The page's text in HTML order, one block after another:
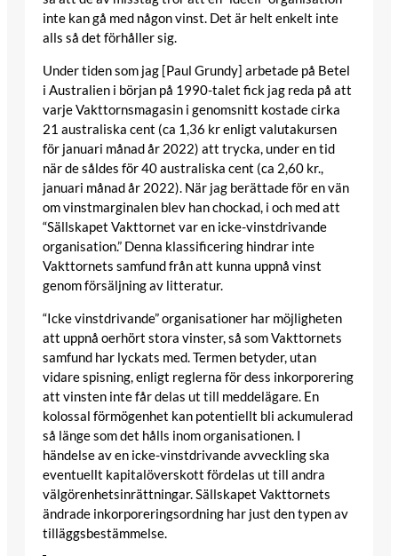
inte kan gå med någon vinst. Det är helt enkelt inte
alls så det förhåller sig.
Under tiden som jag [Paul Grundy] arbetade på Betel
i Australien i början på 1990-talet fick jag reda på att
varje Vakttornsmagasin i genomsnitt kostade cirka
21 australiska cent (ca 1,36 kr enligt valutakursen
för januari månad år 2022) att trycka, under en tid
när de såldes för 40 australiska cent (ca 2,60 kr.,
januari månad år 2022). När jag berättade för en vän
om vinstmarginalen blev han chockad, i och med att
“Sällskapet Vakttornet var en icke-vinstdrivande
organisation.” Denna klassificering hindrar inte
Vakttornets samfund från att kunna uppnå vinst
genom försäljning av litteratur.
“Icke vinstdrivande” organisationer har möjligheten
att uppnå oerhört stora vinster, så som Vakttornets
samfund har lyckats med. Termen betyder, utan
vidare spisning, enligt reglerna för dess inkorporering
att vinsten inte får delas ut till meddelägare. En
kolossal förmögenhet kan potentiellt bli ackumulerad
så länge som det hålls inom organisationen. I
händelse av en icke-vinstdrivande avveckling ska
eventuellt kapitalöverskott fördelas ut till andra
välgörenhetsinrättningar. Sällskapet Vakttornets
ändrade inkorporeringsordning har just den typen av
tilläggsbestämmelse.